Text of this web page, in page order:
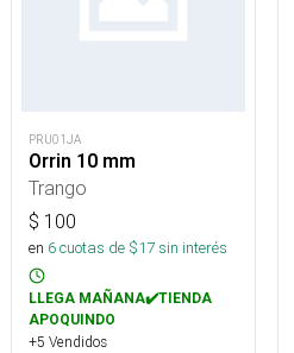
PRU01JA
Orrin 10 mm
Trango
$ 100
en 6cuotas de $17sin interés
LLEGA MAÑANA✔️TIENDA
APOQUINDO
+5 Vendidos